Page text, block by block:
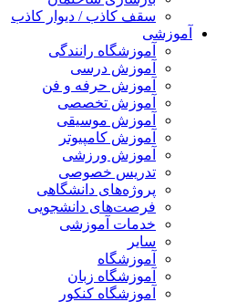
سقف کاذب / دیوار کاذب
آموزشی
آموزشگاه رانندگی
آموزش درسی
آموزش حرفه و فن
آموزش تخصصی
آموزش موسیقی
آموزش کامپیوتر
آموزش ورزشی
تدریس خصوصی
پروژه‌های دانشگاهی
فرصت‌های دانشجویی
خدمات آموزشی
سایر
آموزشگاه
آموزشگاه زبان
آموزشگاه کنکور